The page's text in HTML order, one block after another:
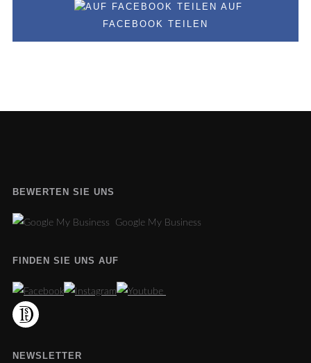
AUF
FACEBOOK TEILEN
BEWERTEN SIE UNS
Google My Business
FINDEN SIE UNS AUF
NEWSLETTER